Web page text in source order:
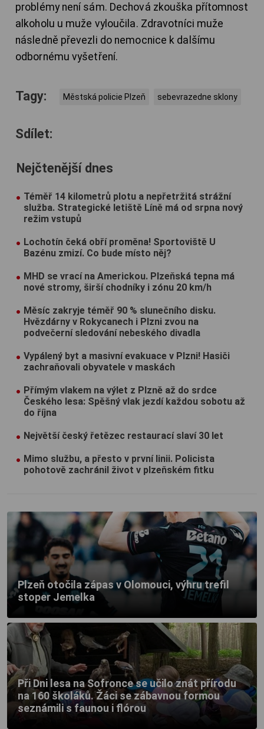
problémy není sám. Dechová zkouška přítomnost
alkoholu u muže vyloučila. Zdravotníci muže
následně převezli do nemocnice k dalšímu
odbornému vyšetření.
Tagy: Městská policie Plzeň sebevrazedne sklony
Sdílet:
Nejčtenější dnes
Téměř 14 kilometrů plotu a nepřetržitá strážní
služba. Strategické letiště Líně má od srpna nový
režim vstupů
Lochotín čeká obří proměna! Sportoviště U
Bazénu zmizí. Co bude místo něj?
MHD se vrací na Americkou. Plzeňská tepna má
nové stromy, širší chodníky i zónu 20 km/h
Měsíc zakryje téměř 90 % slunečního disku.
Hvězdárny v Rokycanech i Plzni zvou na
podvečerní sledování nebeského divadla
Vypálený byt a masivní evakuace v Plzni! Hasiči
zachraňovali obyvatele v maskách
Přímým vlakem na výlet z Plzně až do srdce
Českého lesa: Spěšný vlak jezdí každou sobotu až
do října
Největší český řetězec restaurací slaví 30 let
Mimo službu, a přesto v první linii. Policista
pohotově zachránil život v plzeňském fitku
Plzeň otočila zápas v Olomouci, výhru trefil
stoper Jemelka
Při Dni lesa na Sofronce se učilo znát přírodu
na 160 školáků. Žáci se zábavnou formou
seznámili s faunou i flórou